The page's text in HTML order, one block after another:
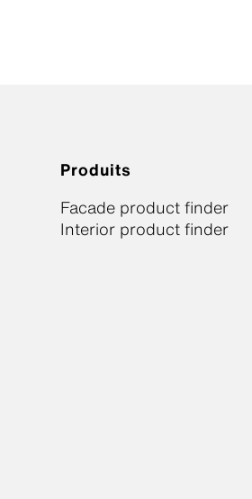
Produits
Facade product finder
Interior product finder